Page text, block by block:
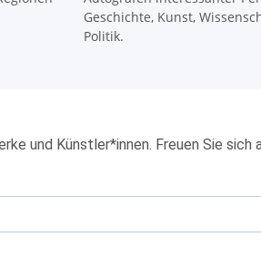
Geschichte, Kunst,
Politik.
und Künstler*innen. Freuen Sie